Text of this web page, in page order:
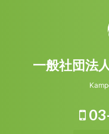
一般社団法